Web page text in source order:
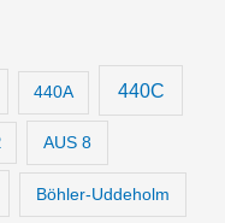
440A 440C
AUS 8
Böhler-Uddeholm